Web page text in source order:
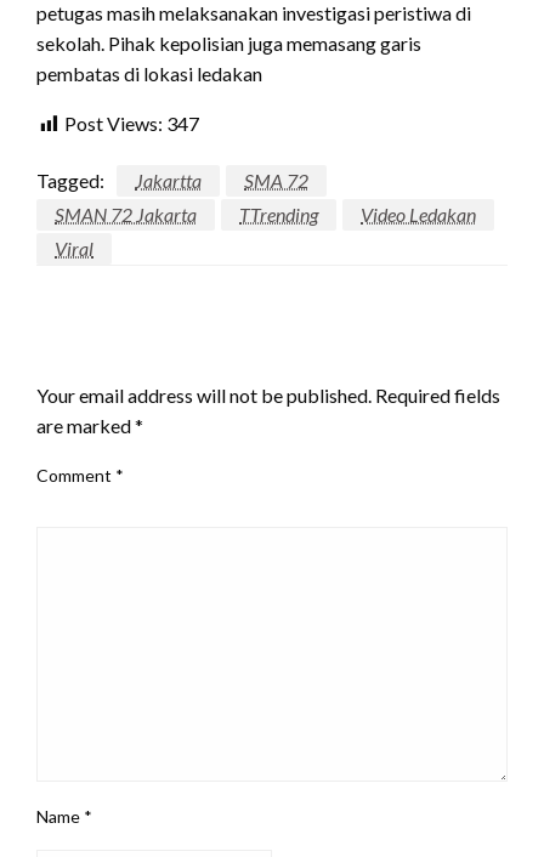
petugas masih melaksanakan investigasi peristiwa di
sekolah. Pihak kepolisian juga memasang garis
pembatas di lokasi ledakan
Post Views: 347
Tagged: Jakartta
SMA 72
SMAN 72 Jakarta
TTrending
Video Ledakan
Viral
Your email address will not be published. Required fields
are marked*
Comment *
Name *